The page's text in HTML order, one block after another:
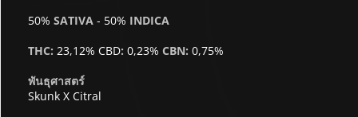
50% SATIVA - 50% INDICA
THC: 23,12% CBD: 0,23% CBN: 0,75%
พันธุศาสตร์
Skunk X Citral